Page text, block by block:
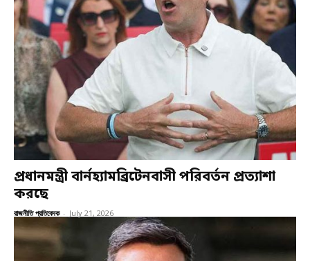
প্রধানমন্ত্রী বার্নহ্যামব্রিটেনবাসী পরিবর্তন প্রত্যাশা
করছে
রাজনীতি প্রতিবেদক - July 21, 2026